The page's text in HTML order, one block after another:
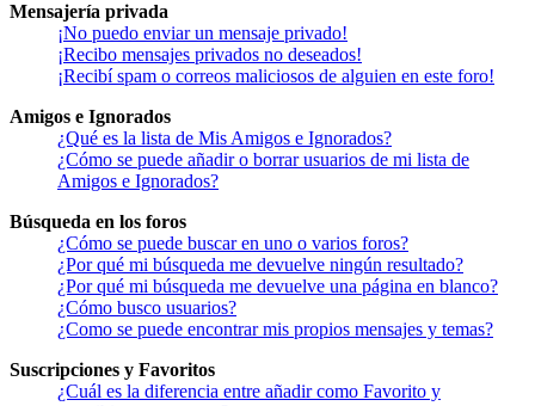
Mensajería privada
¡No puedo enviar un mensaje privado!
¡Recibo mensajes privados no deseados!
¡Recibí spam o correos maliciosos de alguien en este foro!
Amigos e Ignorados
¿Qué es la lista de Mis Amigos e Ignorados?
¿Cómo se puede añadir o borrar usuarios de mi lista de
Amigos e Ignorados?
Búsqueda en los foros
¿Cómo se puede buscar en uno o varios foros?
¿Por qué mi búsqueda me devuelve ningún resultado?
¿Por qué mi búsqueda me devuelve una página en blanco?
¿Cómo busco usuarios?
¿Como se puede encontrar mis propios mensajes y temas?
Suscripciones y Favoritos
¿Cuál es la diferencia entre añadir como Favorito y